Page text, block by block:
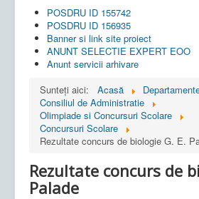
POSDRU ID 155742
POSDRU ID 156935
Banner si link site proiect
ANUNT SELECTIE EXPERT EOO
Anunt servicii arhivare
Sunteți aici:
Acasă
Consiliul de Administratie
Olimpiade si Concursuri Scolare
Concursuri Scolare
Rezultate concurs de biologie G. E.
Rezultate concurs de
Palade